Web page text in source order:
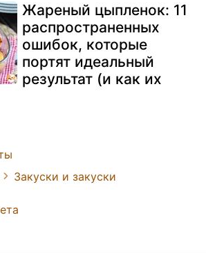
Жареный цыпленок: 11
распространенных
ошибок, которые
портят идеальный
результат (и как их
Закуски и закуски